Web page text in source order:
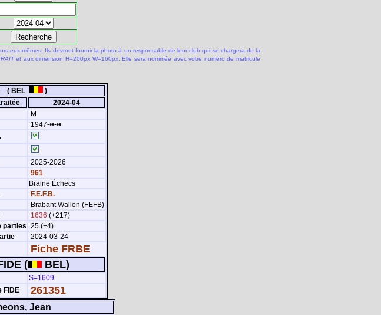
eux-mêmes. Ils devront fournir la photo à un responsable de leur club qui se chargera de la
et aux dimension H=200px W=160px. Elle sera nommée avec votre numéro de matricule
( BEL
)
2024-04
M
1947-••-••
2025-2026
961
Braine Échecs
F.E.F.B.
Brabant Wallon (FEFB)
1636 (+217)
parties 25 (+4)
2024-03-24
Fiche FRBE
(
BEL)
S=1609
FIDE
261351
Jean